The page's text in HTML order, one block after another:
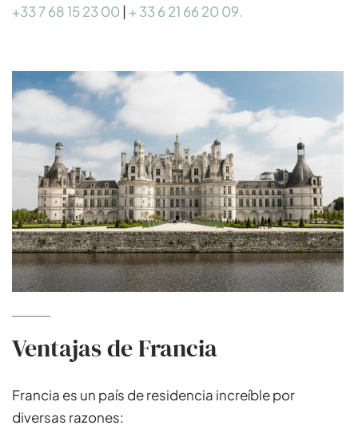
+33 7 68 15 23 00
+ 33 6 21 66 20 09.
Ventajas de Francia
Francia es un país de residencia increíble por
diversas razones: